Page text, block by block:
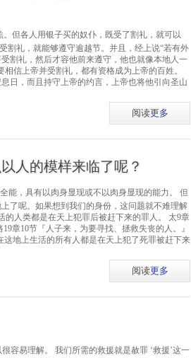
但各人用银子买的奴仆，既受了割礼，就可以
割礼，就能够遵守逾越节。并且，经上说“若有外
割礼，然后才容他前来遵守，他也就像本地人一
信上帝并受割礼，都有资格成为上帝的百姓。
日，而且持守上帝的约言，上帝也将他引向圣山
阅读更多
人的模样来临了呢？
能，具有以肉身显现或不以肉身显现的能力。 但
了呢。如果想到我们的身份，这问题就不难理解
人类都是在天上犯罪后被赶下来的罪人。 太9章
章10节『人子来，为要寻找、拯救失丧的人。』
这地上生活的所有人都是在天上犯了死罪被赶下来
阅读更多
容易理解。 我们所需的救援就是赦罪 ‘救援’这一